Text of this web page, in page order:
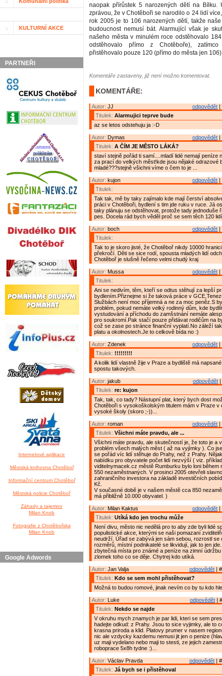
KULTURNÍ AKCE
PARTNEŘI
Internetové aplikace
Městská knihovna Chotěboř
Informační centrum Chotěboř
Městská policie Chotěboř
Záhady a tajemno
Milan Knob
Fotografie z Chotěbořska
Milan Knob
Google Adwords
naopak přírůstek 5 narozených dětí na Bílku.
zprávou, že v Chotěboři se narodilo o 24 lidí
rok 2005 je to 106 narozených dětí, takže
budoucnost nemusí bát. Alarmující však je
našeho města v minulém roce odstěhovalo
odstěhovalo přímo z Chotěboře),
přistěhovalo pouze 120 (přímo do města jen
Komentáře zastaveny, již není možno komentovat.
KOMENTÁŘE:
odpovědět |
Autor: JJ
Titulek: Alarmujici teprve bude
az se letos odstehuju ja :-D
odpovědět |
Autor: Dymas
Titulek: A ČÍM JE MĚSTO LÁKÁ?
staví stejně pořád ti samí....mladí lidé nemají peníze
za prací do velkých měst!kde jsou nějaké odrazové
mladé???stejně všichni víme o čem to je ...
odpovědět |
Autor: kujon
Titulek:
Tak tak, mě by taky zajímalo kde mají čerství
práci v Chotěboři, bydlení s tim jde ruku v ruce. Já
taky plánuju se odstěhovat, protože tady jednoduše
pes. Docela rád bych věděl proč se sem těch 120
odpovědět |
Autor: boch
Titulek:
Tak to je skoro jisté, že Chotěboř nikdy 10000
překročí. Děti se sice rodí, spousta mladých lidí
Chotěboř je slušně řečeno velmi chudý kraj
odpovědět |
Autor: Mussa
Titulek:
Ani se nedivím, těm, kteří se odtus stěhují za lepší
bydlením.Přiznejme si že taková práce v
Službách není moc příjemná a ne za moc peněz.S
problém, pokud nemáte velký rodinný dům, kde
vystudování a příchodu do zamšstnání nemáte
pro soukromí.Pak stačí pouze přidávat rodičům na
což se zase po stránce finanční vyplatí.No záleží
platu a okolnostech.Je to celkově bída no :)
odpovědět |
Autor: Zdenek
Titulek: !!!!!!!!!
A kolik lidí vlastně žije v Praze a bydliště má
spostu takových.
odpovědět
Autor: jakub
Titulek: re: kujon
Tak, tak, co tady? Nástupní plat, který bych dost
Chotěboři s vysokoškolským titulem mám v Praze v
vysoké školy (skoro ;-))...
odpovědět |
Autor: roman
Titulek: Všichni máte pravdu, ale ...
Všichni máte pravdu, ale skutečností je, že toto je a
problém všech malých měst ( až na vyjímky ). Co
se pořád víc lidí stěhuje do Prahy, než z Prahy.
nabídku pro obyvatele počet lidí nezvýší ( viz.
viditelnymacek.cz městě Rumburku bylo loni během
550 nezaměstnaných. V prosinci 2005 otevřeli
zahraničního investora na základě investičních
Kč.
V současné době je v našem městě cca 850
má přibližně 10.000 obyvatel. )
odpovědět |
Autor: Milan Kaktus
Titulek: Utíká kdo jen trochu může
Není divu, město nic nedělá pro to aby zde byli lidé
populistické akce, kterými se naši pomazaní
neudrží. Úřad se zabývá jen sám sebou, rozrostl se
rozměrů, místní podnikatelé se likvidují, jak to jen
zbytečná místa pro známé a peníze na zimní údržbu
zlomek toho co se děje. Chytrej kdo utíká.
odpovědět |
Autor: Jan Valja
Titulek: Kdo se sem mohl přistěhovat?
Možná to budou romové, jinak nevím co by tu kdo
odpovědět |
Autor: Luke
Titulek: Nekdo se najde
V okruhu mych znamych je par lidi, kteri se sem
hadejte odkud: z Prahy. Jsou to sice vyjimky, ale to
krasna priroda a klid. Platovy prumer v nasem
nic ale vzdycky kazdemu nemusi jit jen o penize
uz maji vydelano nebo maji to stesti, ze jejich
roboprace 5x8h tydne :)...
odpovědět |
Autor: Václav Pravda
Titulek: Já bych se i přistěhoval